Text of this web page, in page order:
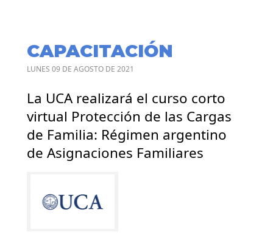
CAPACITACIÓN
LUNES 09 DE AGOSTO DE 2021
La UCA realizará el curso corto
virtual Protección de las Cargas
de Familia: Régimen argentino
de Asignaciones Familiares